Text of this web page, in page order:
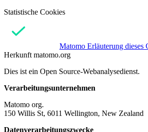
Statistische Cookies
Matomo Erläuterung dieses
Herkunft matomo.org
Dies ist ein Open Source-Webanalysedienst.
Verarbeitungsunternehmen
Matomo org.
150 Willis St, 6011 Wellington, New Zealand
Datenverarbeitungszwecke